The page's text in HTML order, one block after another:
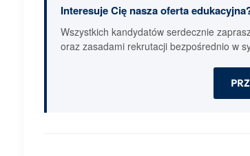
Interesuje Cię nasza oferta
Wszystkich kandydatów serdecznie
oraz zasadami rekrutacji bezpośrednio w